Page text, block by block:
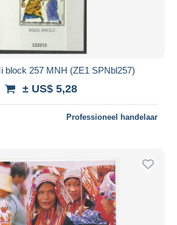
block 257 MNH (ZE1 SPNbl257)
± US$ 5,28
Professioneel handelaar